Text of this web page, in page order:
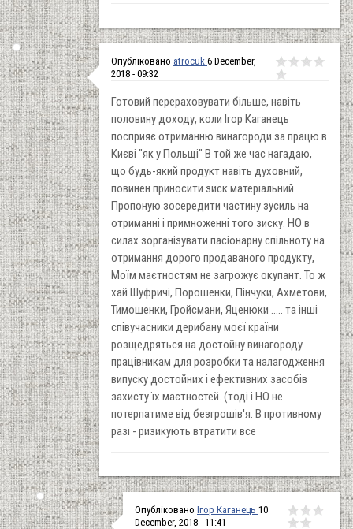
Опубліковано atrocuk 6 December,
2018 - 09:32
Готовий перераховувати більше, навіть
половину доходу, коли Ігор Каганець
посприяє отриманню винагороди за працю в
Києві "як у Польщі" В той же час нагадаю,
що будь-який продукт навіть духовний,
повинен приносити зиск матеріальний.
Пропоную зосередити частину зусиль на
отриманні і примноженні того зиску. НО в
силах зорганізувати пасіонарну спільноту на
отримання дорого продаваного продукту,
Моїм маєтностям не загрожує окупант. То ж
хай Шуфричі, Порошенки, Пінчуки, Ахметови,
Тимошенки, Гройсмани, Яценюки ..... та інші
співучасники дерибану моєї країни
розщедряться на достойну винагороду
працівникам для розробки та налагодження
випуску достойних і ефективних засобів
захисту їх маєтностей. (тоді і НО не
потерпатиме від безгрошів'я. В противному
разі - ризикують втратити все
Опубліковано Ігор Каганець 10
December, 2018 - 11:41